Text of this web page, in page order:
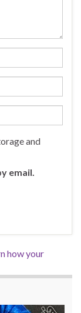
and
email.
how your